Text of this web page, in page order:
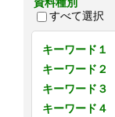
すべて選択
キーワード１
キーワード２
キーワード３
キーワード４